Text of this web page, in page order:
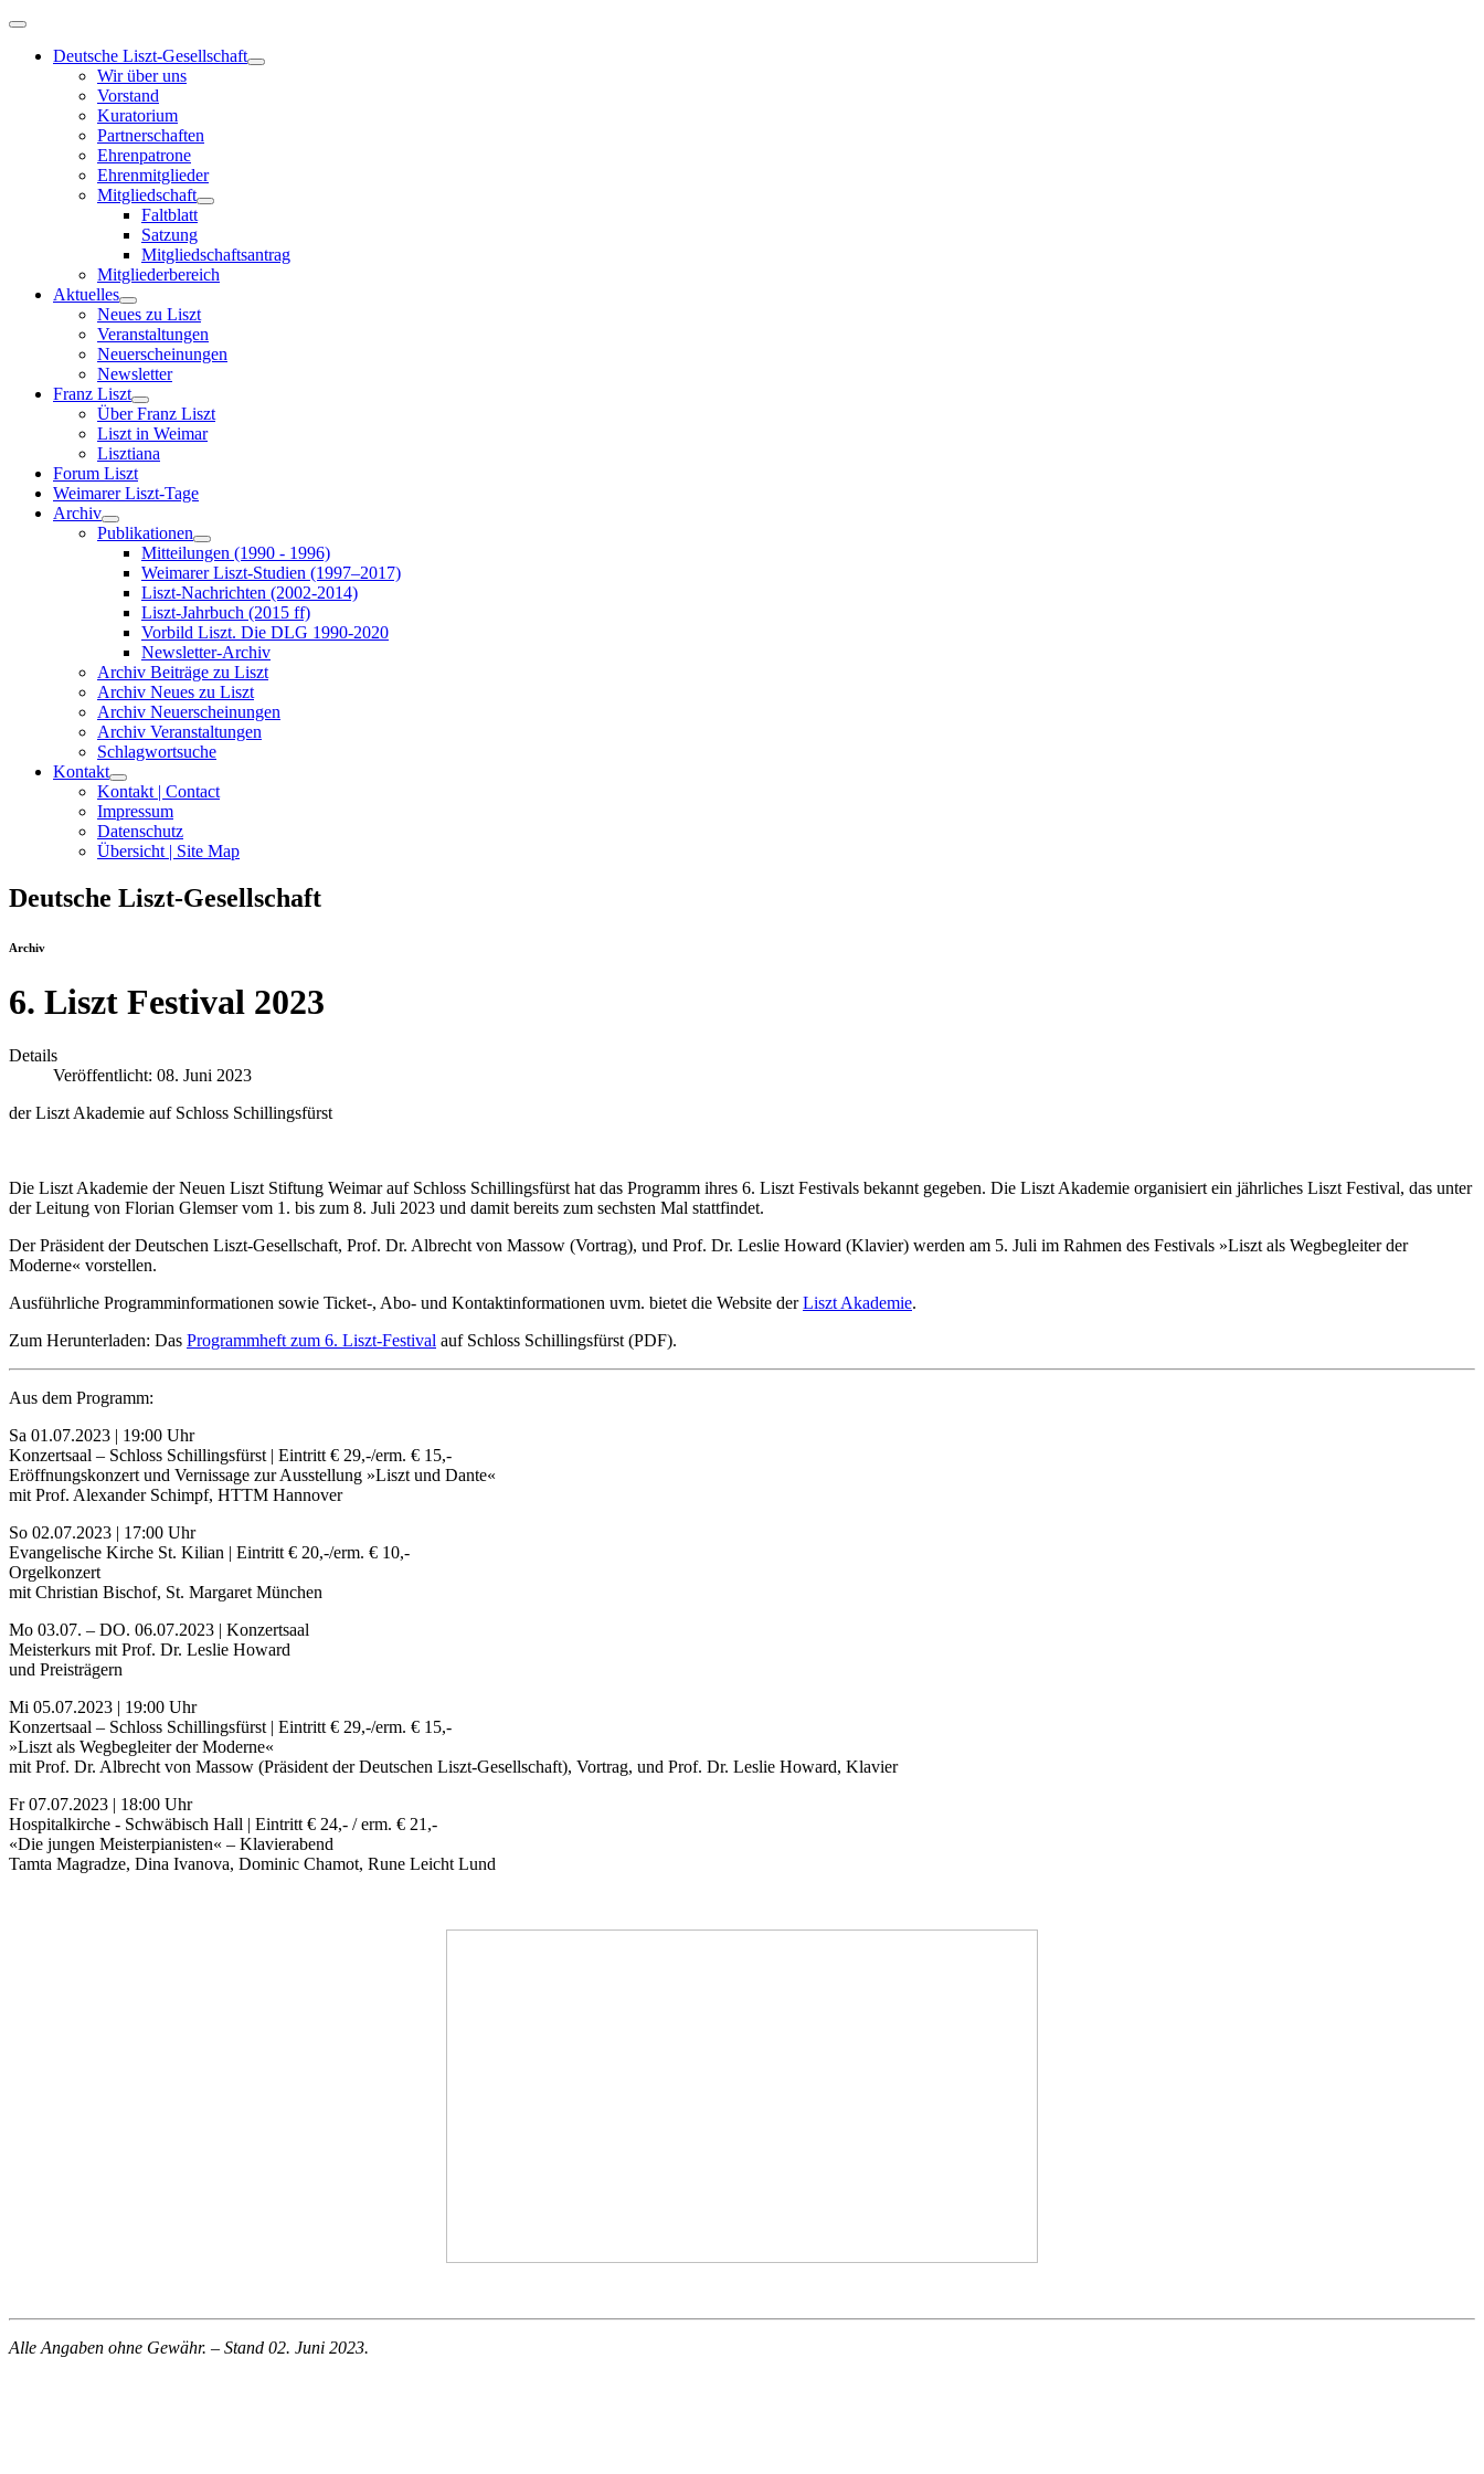
Deutsche Liszt-Gesellschaft
Wir über uns
Vorstand
Kuratorium
Partnerschaften
Ehrenpatrone
Ehrenmitglieder
Mitgliedschaft
Faltblatt
Satzung
Mitgliedschaftsantrag
Mitgliederbereich
Aktuelles
Neues zu Liszt
Veranstaltungen
Neuerscheinungen
Newsletter
Franz Liszt
Über Franz Liszt
Liszt in Weimar
Lisztiana
Forum Liszt
Weimarer Liszt-Tage
Archiv
Publikationen
Mitteilungen (1990 - 1996)
Weimarer Liszt-Studien (1997–2017)
Liszt-Nachrichten (2002-2014)
Liszt-Jahrbuch (2015 ff)
Vorbild Liszt. Die DLG 1990-2020
Newsletter-Archiv
Archiv Beiträge zu Liszt
Archiv Neues zu Liszt
Archiv Neuerscheinungen
Archiv Veranstaltungen
Schlagwortsuche
Kontakt
Kontakt | Contact
Impressum
Datenschutz
Übersicht | Site Map
Deutsche Liszt-Gesellschaft
Archiv
6. Liszt Festival 2023
Details
Veröffentlicht: 08. Juni 2023
der Liszt Akademie auf Schloss Schillingsfürst
Die Liszt Akademie der Neuen Liszt Stiftung Weimar auf Schloss Schillingsfürst hat das Programm ihres 6. Liszt Festivals bekannt gegeben. Die Liszt Akademie organisiert ein jährliches Liszt Festival, das unter
der Leitung von Florian Glemser vom 1. bis zum 8. Juli 2023 und damit bereits zum sechsten Mal stattfindet.
Der Präsident der Deutschen Liszt-Gesellschaft, Prof. Dr. Albrecht von Massow (Vortrag), und Prof. Dr. Leslie Howard (Klavier) werden am 5. Juli im Rahmen des Festivals »Liszt als Wegbegleiter der
Moderne« vorstellen.
Ausführliche Programminformationen sowie Ticket-, Abo- und Kontaktinformationen uvm. bietet die Website derLiszt Akademie.
Zum Herunterladen: Das Programmheft zum 6. Liszt-Festival auf Schloss Schillingsfürst (PDF).
Aus dem Programm:
Sa 01.07.2023 | 19:00 Uhr
Konzertsaal – Schloss Schillingsfürst | Eintritt € 29,-/erm. € 15,-
Eröffnungskonzert und Vernissage zur Ausstellung »Liszt und Dante«
mit Prof. Alexander Schimpf, HTTM Hannover
So 02.07.2023 | 17:00 Uhr
Evangelische Kirche St. Kilian | Eintritt € 20,-/erm. € 10,-
Orgelkonzert
mit Christian Bischof, St. Margaret München
Mo 03.07. – DO. 06.07.2023 | Konzertsaal
Meisterkurs mit Prof. Dr. Leslie Howard
und Preisträgern
Mi 05.07.2023 | 19:00 Uhr
Konzertsaal – Schloss Schillingsfürst | Eintritt € 29,-/erm. € 15,-
»Liszt als Wegbegleiter der Moderne«
mit Prof. Dr. Albrecht von Massow (Präsident der Deutschen Liszt-Gesellschaft), Vortrag, und Prof. Dr. Leslie Howard, Klavier
Fr 07.07.2023 | 18:00 Uhr
Hospitalkirche - Schwäbisch Hall | Eintritt € 24,- / erm. € 21,-
«Die jungen Meisterpianisten« – Klavierabend
Tamta Magradze, Dina Ivanova, Dominic Chamot, Rune Leicht Lund
Alle Angaben ohne Gewähr. – Stand 02. Juni 2023.